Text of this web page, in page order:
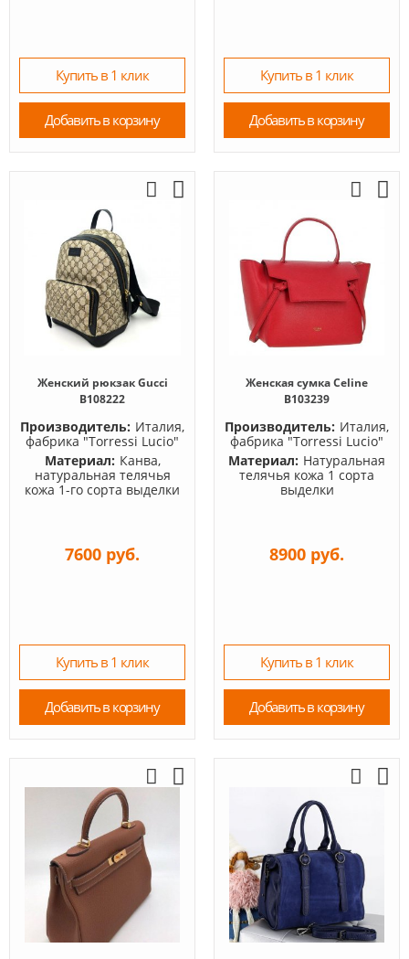
Купить в 1 клик
Добавить в корзину
Купить в 1 клик
Добавить в корзину
Женский рюкзак Gucci
B108222
Производитель: Италия,
фабрика "Torressi Lucio"
Материал: Канва,
натуральная телячья
кожа 1-го сорта выделки
7600 руб.
Купить в 1 клик
Добавить в корзину
Женская сумка Celine
B103239
Производитель: Италия,
фабрика "Torressi Lucio"
Материал: Натуральная
телячья кожа 1 сорта
выделки
8900 руб.
Купить в 1 клик
Добавить в корзину